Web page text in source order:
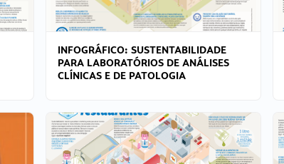
INFOGRÁFICO: SUSTENTABILIDADE
PARA LABORATÓRIOS DE ANÁLISES
CLÍNICAS E DE PATOLOGIA